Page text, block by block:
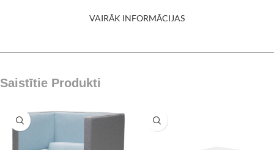
VAIRĀK INFORMĀCIJAS
Saistītie Produkti